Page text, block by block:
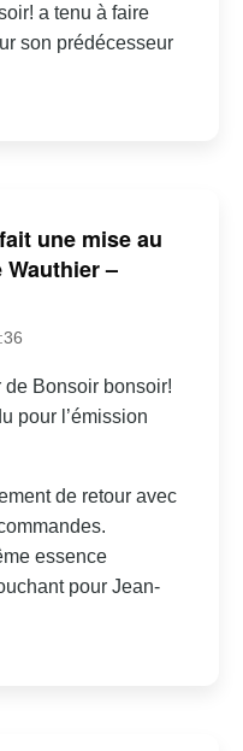
a tenu à faire
son prédécesseur
une mise au
–
de Bonsoir bonsoir!
pour l’émission
de retour avec
essence
pour Jean-